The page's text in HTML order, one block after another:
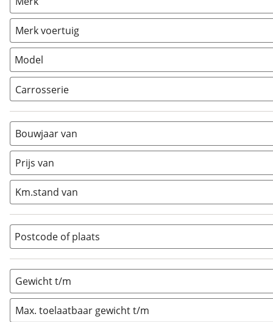
Caravan
Vouwwagen
Merk voertuig
Model
Carrosserie
Alkoof (1)
Busmodel
Caravan (0)
Half-integraal
Integraal (1)
Opzetunit (0
Vouwwagen (0)
Bouwjaar van
Prijs van
Km.stand van
Postcode of plaats
Gewicht t/m
Max. toelaatbaar gewicht t/m